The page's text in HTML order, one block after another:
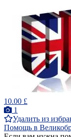
10.00 £
1
Удалить из
Помощь в